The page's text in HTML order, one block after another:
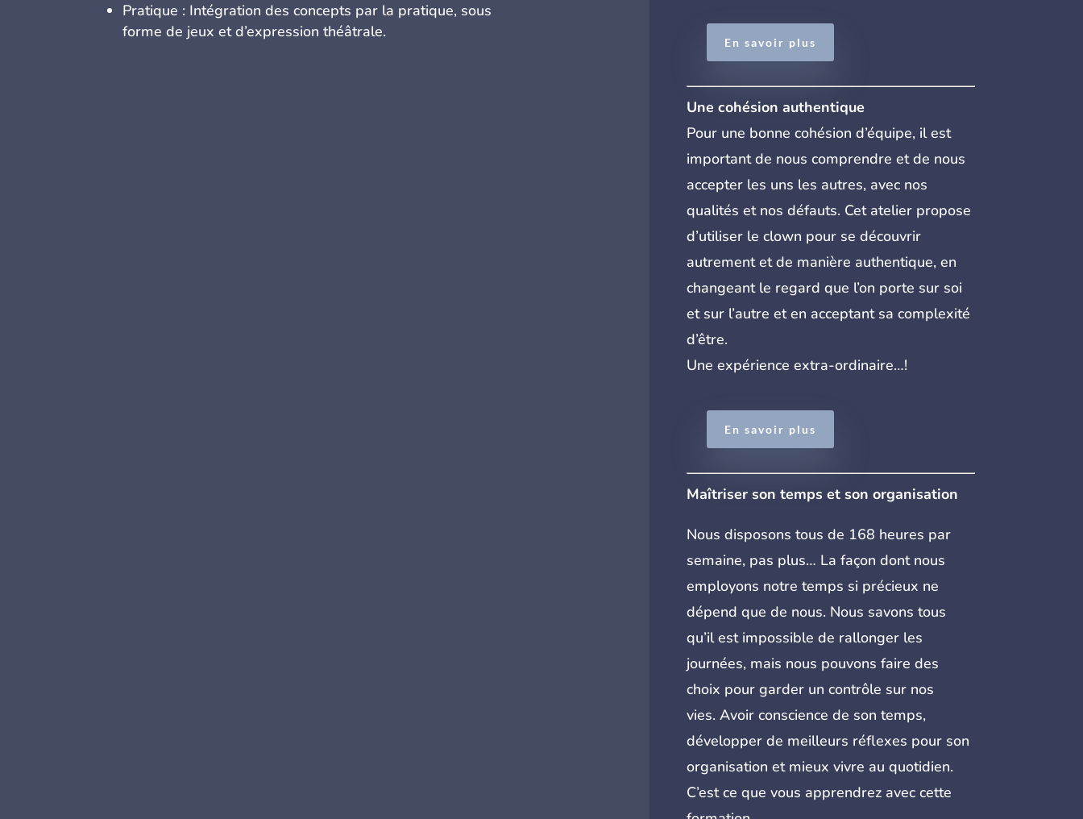
Pratique : Intégration des concepts par la pratique, sous
forme de jeux et d’expression théâtrale.
En savoir plus
Une cohésion authentique
Pour une bonne cohésion d’équipe, il est
important de nous comprendre et de nous
accepter les uns les autres, avec nos
qualités et nos défauts. Cet atelier propose
d’utiliser le clown pour se découvrir
autrement et de manière authentique, en
changeant le regard que l’on porte sur soi
et sur l’autre et en acceptant sa complexité
d’être.
Une expérience extra-ordinaire…!
En savoir plus
Maîtriser son temps et son organisation
Nous disposons tous de 168 heures par
semaine, pas plus… La façon dont nous
employons notre temps si précieux ne
dépend que de nous. Nous savons tous
qu’il est impossible de rallonger les
journées, mais nous pouvons faire des
choix pour garder un contrôle sur nos
vies. Avoir conscience de son temps,
développer de meilleurs réflexes pour son
organisation et mieux vivre au quotidien.
C’est ce que vous apprendrez avec cette